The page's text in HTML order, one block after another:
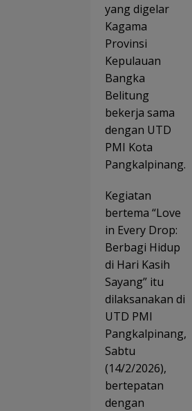
yang digelar
Kagama
Provinsi
Kepulauan
Bangka
Belitung
bekerja sama
dengan UTD
PMI Kota
Pangkalpinang.
Kegiatan
bertema “Love
in Every Drop:
Berbagi Hidup
di Hari Kasih
Sayang” itu
dilaksanakan di
UTD PMI
Pangkalpinang,
Sabtu
(14/2/2026),
bertepatan
dengan